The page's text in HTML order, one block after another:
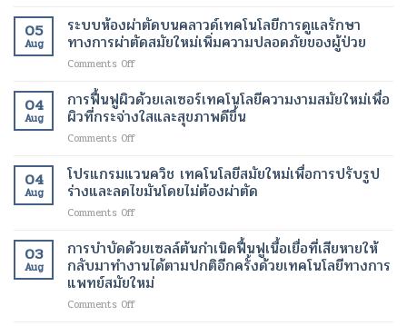
สุขภาพ
ดี
และ
ขึ้น
เฉพาะ
จุด
และ
เร่ง
การ
เผา
เทคโนโลยี
สมัย
ใหม่
ลด
น้ำ
หนัก
สแกน
fMRI
เพื่อ
ช่วย
ผู้
ป่วย
เทคโนโลยี
ทางการ
เปลี่ยนแปลง
ชีวิต
ของ
ผู้
05
Aug
ระบบห้องผ่าตัดบนคลาวด์เทคโนโลยีการดูแลรักษา
ทางการผ่าตัดสมัยใหม่เพิ่มความปลอดภัยของผู้ป่วย
Comments Offon
ห้อง
ผ่าตัด
บน
คลา
เทคโนโลยี
การ
ผ่าตัด
สมัย
ใหม่
04
Aug
การฟื้นฟูผิวด้วยเลเซอร์เทคโนโลยีความงามสมัยใหม่เพื่อ
ผิวที่กระจ่างใสและสุขภาพดีขึ้น
Comments Offon
ฟื้นฟู
ผิว
ด้วย
เลเซอร์
ความ
งาม
สมัย
ใหม่
เพื่อ
04
Aug
โปรแกรมแวนควิช เทคโนโลยีสมัยใหม่เพื่อการปรับรูป
ร่างและลดไขมันโดยไม่ต้องผ่าตัด
Comments Offon
แก
รม
แวน
ควิช
เทคโนโลยี
03
Aug
การบำบัดด้วยเซลล์ต้นกำเนิดฟื้นฟูเนื้อเยื่อที่เสียหายให้
กลับมาทำงานได้ตามปกติอีกครั้งด้วยเทคโนโลยีทางการ
แพทย์สมัยใหม่
Comments Offon